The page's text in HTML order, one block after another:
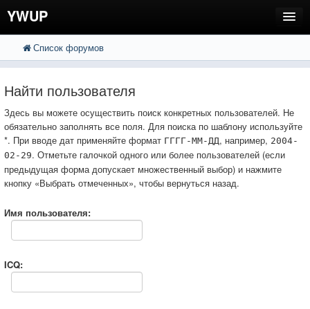
YWUP
FAQ
Вход
Список форумов
Найти пользователя
Здесь вы можете осуществить поиск конкретных пользователей. Не
обязательно заполнять все поля. Для поиска по шаблону используйте
*. При вводе дат применяйте формат ГГГГ-ММ-ДД, например, 2004-
02-29. Отметьте галочкой одного или более пользователей (если
предыдущая форма допускает множественный выбор) и нажмите
кнопку «Выбрать отмеченных», чтобы вернуться назад.
Имя пользователя:
ICQ: